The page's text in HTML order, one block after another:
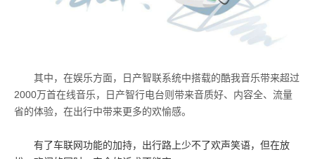
其中，在娱乐方面，日产智联系统中搭载的酷我音乐带来超过
2000万首在线音乐，日产智行电台则带来音质好、内容全、流量
省的体验，在出行中带来更多的欢愉感。
有了车联网功能的加持，出行路上少不了欢声笑语，但在放